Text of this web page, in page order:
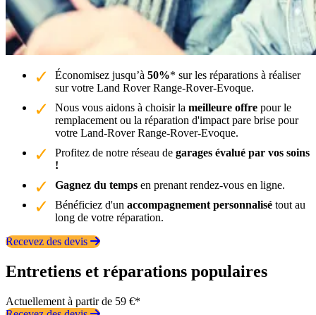
Économisez jusqu’à 50%* sur les réparations à réaliser
sur votre Land Rover Range-Rover-Evoque.
Nous vous aidons à choisir la meilleure offre pour le
remplacement ou la réparation d'impact pare brise pour
votre Land-Rover Range-Rover-Evoque.
Profitez de notre réseau de garages évalué par vos soins
!
Gagnez du temps en prenant rendez-vous en ligne.
Bénéficiez d'un accompagnement personnalisé tout au
long de votre réparation.
Recevez des devis
Entretiens et réparations populaires
Actuellement à partir de 59 €*